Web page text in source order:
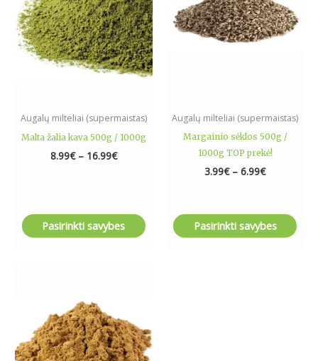
Augalų milteliai (supermaistas)
Malta žalia kava 500g / 1000g
8.99€ – 16.99€
Pasirinkti savybes
The
options
may
be
chosen
product
page
Augalų milteliai (supermaistas)
Margainio sėklos 500g /
1000g TOP prekė!
3.99€ – 6.99€
Pasirinkti savybes
The
options
may
product
page
23.79€
has
multiple
variants.
The